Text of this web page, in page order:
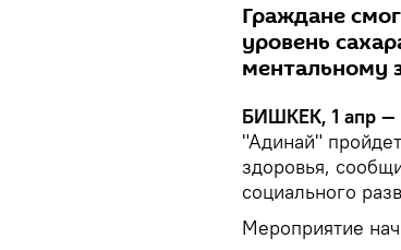
Граждане
уровень
ментальному
БИШКЕК, 1 апр —
"Адинай"
здоровья,
социального
Мероприятие